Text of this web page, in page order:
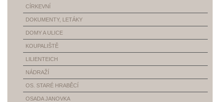
CÍRKEVNÍ
DOKUMENTY, LETÁKY
DOMY A ULICE
KOUPALIŠTĚ
LILIENTEICH
NÁDRAŽÍ
OS. STARÉ HRABĚCÍ
OSADA JANOVKA